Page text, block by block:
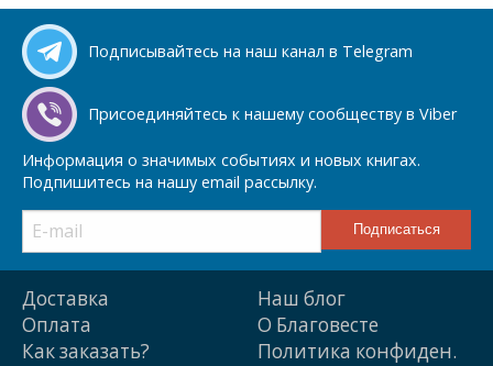
Подписывайтесь на наш канал в Telegram
Присоединяйтесь к нашему сообществу в Viber
Информация о значимых событиях и новых книгах.
Подпишитесь на нашу email рассылку.
Доставка
Оплата
Как заказать?
Наш блог
О Благовесте
Политика конфиден.